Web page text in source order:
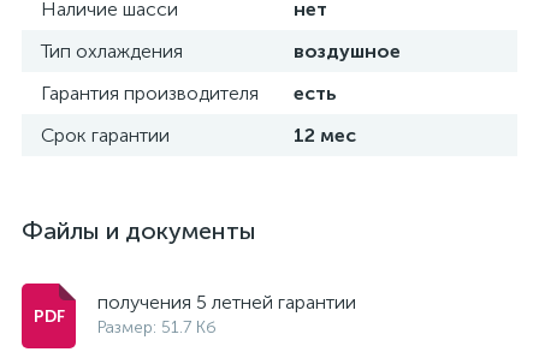
Наличие шасси
нет
Тип охлаждения
воздушное
Гарантия производителя
есть
Срок гарантии
12 мес
Файлы и документы
получения 5 летней гарантии
Размер: 51.7 Кб